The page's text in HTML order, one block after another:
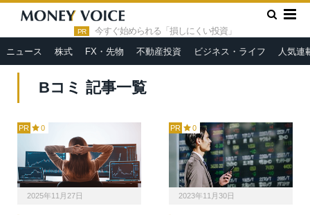
PR 今すぐ始められる「損しにくい投資」
ニュース 株式 FX・先物 不動産投資 ビジネス・ライフ 人気連
HOME » Bコミ
Bコミ 記事一覧
PR 0
2025年11月27日
PR 0
2023年11月30日